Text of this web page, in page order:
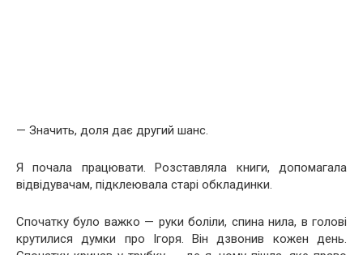
— Значить, доля дає другий шанс.
Я почала працювати. Розставляла книги, допомагала
відвідувачам, підклеювала старі обкладинки.
Спочатку було важко — руки боліли, спина нила, в голові
крутилися думки про Ігоря. Він дзвонив кожен день.